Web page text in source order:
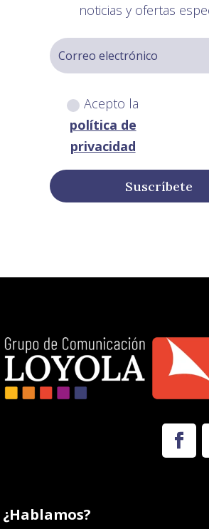
noticias y ofertas
Acepto la
política de
privacidad
Suscríbete
¿Hablamos?